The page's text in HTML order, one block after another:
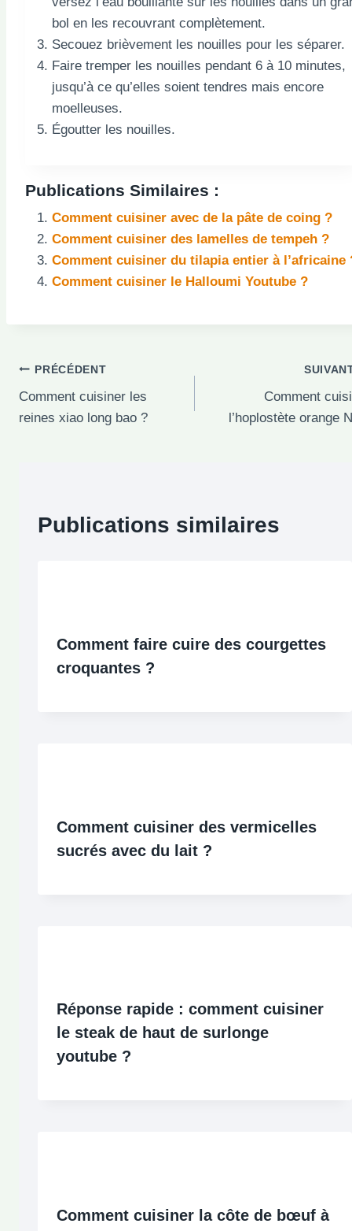
bol en les recouvrant complètement.
Secouez brièvement les nouilles pour les séparer.
Faire tremper les nouilles pendant 6 à 10 minutes,
jusqu’à ce qu’elles soient tendres mais encore
moelleuses.
Égoutter les nouilles.
Publications Similaires :
Comment cuisiner avec de la pâte de coing ?
Comment cuisiner des lamelles de tempeh ?
Comment cuisiner du tilapia entier à l’africaine
Comment cuisiner le Halloumi Youtube ?
Navigation
de
PRÉCÉDENT
Comment cuisiner les
reines xiao long bao ?
Comment
l’hoplostète orange
Publications similaires
Comment faire cuire des courgettes
croquantes ?
Comment cuisiner des vermicelles
sucrés avec du lait ?
Réponse rapide : comment cuisiner
le steak de haut de surlonge
youtube ?
Comment cuisiner la côte de bœuf à